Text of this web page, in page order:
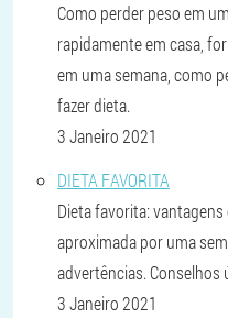
Como perder peso em
rapidamente em casa,
em uma semana, como
fazer dieta.
3 Janeiro 2021
DIETA FAVORITA
Dieta favorita:
aproximada por uma
advertências.
3 Janeiro 2021